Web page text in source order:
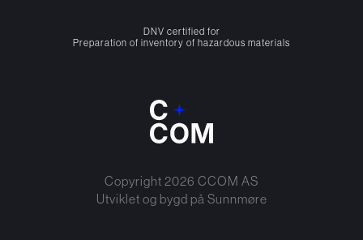
DNV certified for
Preparation of inventory of hazardous materials
Copyright 2026 CCOM AS
Utviklet og bygd på Sunnmøre